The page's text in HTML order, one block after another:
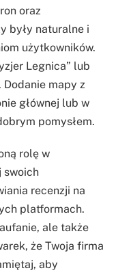
oraz
były naturalne i
użytkowników.
Legnica” lub
Dodanie mapy z
głównej lub w
pomysłem.
rolę w
swoich
recenzji na
platformach.
ale także
że Twoja firma
aby